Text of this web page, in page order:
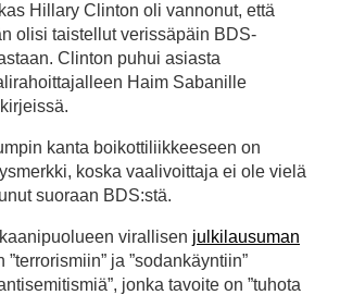
Hillary Clinton oli vannonut, että
olisi taistellut verissäpäin BDS-
Clinton puhui asiasta
Haim Sabanille
kanta boikottiliikkeeseen on
koska vaalivoittaja ei ole vielä
suoraan BDS:stä.
virallisen julkilausuman
ja ”sodankäyntiin”
jonka tavoite on ”tuhota